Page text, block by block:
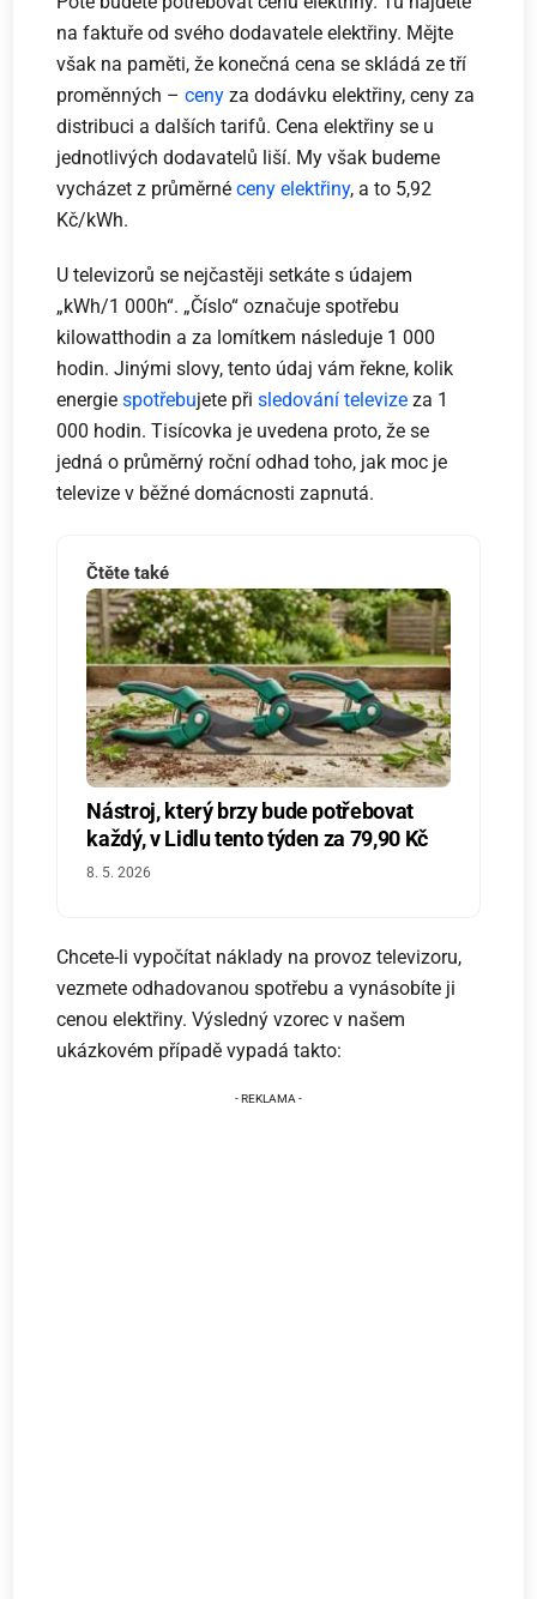
na faktuře od svého dodavatele elektřiny. Mějte
však na paměti, že konečná cena se skládá ze tří
proměnných –ceny za dodávku elektřiny, ceny za
distribuci a dalších tarifů. Cena elektřiny se u
jednotlivých dodavatelů liší. My však budeme
vycházet z průměrnéceny elektřiny, a to 5,92
Kč/kWh.
U televizorů se nejčastěji setkáte s údajem
„kWh/1 000h“. „Číslo“ označuje spotřebu
kilowatthodin a za lomítkem následuje 1 000
hodin. Jinými slovy, tento údaj vám řekne, kolik
energiespotřebujete přisledování televize za 1
000 hodin. Tisícovka je uvedena proto, že se
jedná o průměrný roční odhad toho, jak moc je
televize v běžné domácnosti zapnutá.
Čtěte také
Nástroj, který brzy bude potřebovat
každý, v Lidlu tento týden za 79,90 Kč
8. 5. 2026
Chcete-li vypočítat náklady na provoz televizoru,
vezmete odhadovanou spotřebu a vynásobíte ji
cenou elektřiny. Výsledný vzorec v našem
ukázkovém případě vypadá takto: